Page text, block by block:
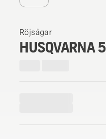
Röjsågar
HUSQVARNA